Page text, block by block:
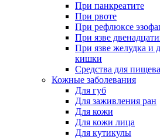
При панкреатите
При рвоте
При рефлюксе
При язве
При язве желудка и
кишки
Средства для
Кожные заболевания
Для губ
Для заживления ран
Для кожи
Для кожи лица
Для кутикулы